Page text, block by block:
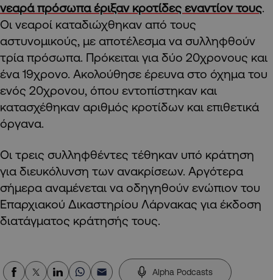
νεαρά πρόσωπα έριξαν κροτίδες εναντίον τους.
Οι νεαροί καταδιώχθηκαν από τους
αστυνομικούς, με αποτέλεσμα να συλληφθούν
τρία πρόσωπα. Πρόκειται για δύο 20χρονους και
ένα 19χρονο. Ακολούθησε έρευνα στο όχημα του
ενός 20χρονου, όπου εντοπίστηκαν και
κατασχέθηκαν αριθμός κροτίδων και επιθετικά
όργανα.
Οι τρεις συλληφθέντες τέθηκαν υπό κράτηση
για διευκόλυνση των ανακρίσεων. Αργότερα
σήμερα αναμένεται να οδηγηθούν ενώπιον του
Επαρχιακού Δικαστηρίου Λάρνακας για έκδοση
διατάγματος κράτησής τους.
Alpha Podcasts